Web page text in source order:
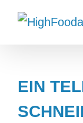
Zum
Inhalt
EIN